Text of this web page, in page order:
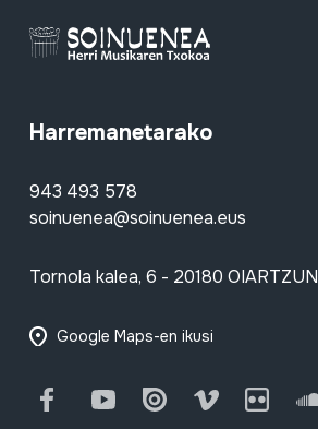
Harremanetarako
943 493 578
soinuenea@soinuenea.eus
Tornola kalea, 6 - 20180 OIARTZUN
Google Maps-en ikusi
FacebookYoutube Issuu Vimeo Flickr